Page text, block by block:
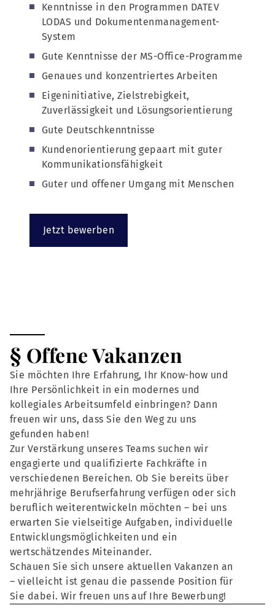
Kenntnisse in den Programmen DATEV
LODAS und Dokumentenmanagement-
System
Gute Kenntnisse der MS-Office-Programme
Genaues und konzentriertes Arbeiten
Eigeninitiative, Zielstrebigkeit,
Zuverlässigkeit und Lösungsorientierung
Gute Deutschkenntnisse
Kundenorientierung gepaart mit guter
Kommunikationsfähigkeit
Guter und offener Umgang mit Menschen
Jetzt bewerben
§ Offene Vakanzen
Sie möchten Ihre Erfahrung, Ihr Know-how und
Ihre Persönlichkeit in ein modernes und
kollegiales Arbeitsumfeld einbringen? Dann
freuen wir uns, dass Sie den Weg zu uns
gefunden haben!
Zur Verstärkung unseres Teams suchen wir
engagierte und qualifizierte Fachkräfte in
verschiedenen Bereichen. Ob Sie bereits über
mehrjährige Berufserfahrung verfügen oder sich
beruflich weiterentwickeln möchten – bei uns
erwarten Sie vielseitige Aufgaben, individuelle
Entwicklungsmöglichkeiten und ein
wertschätzendes Miteinander.
Schauen Sie sich unsere aktuellen Vakanzen an
– vielleicht ist genau die passende Position für
Sie dabei. Wir freuen uns auf Ihre Bewerbung!